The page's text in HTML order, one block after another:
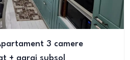
3 camere
+ garaj subsol